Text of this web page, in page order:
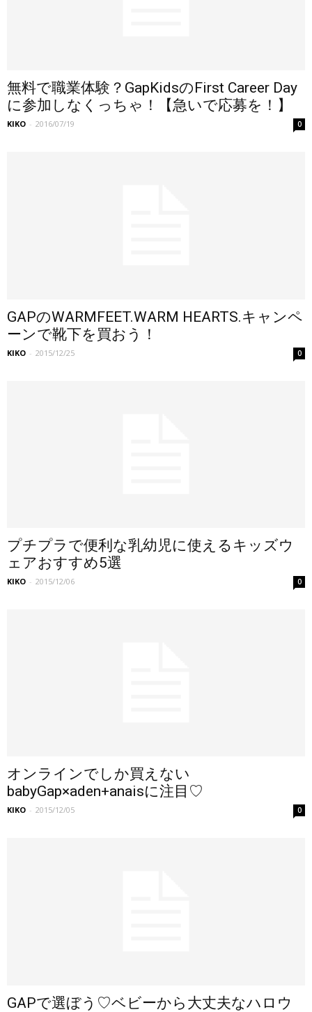
無料で職業体験？GapKidsのFirst Career Day
に参加しなくっちゃ！【急いで応募を！】
KIKO - 2016/07/19 0
GAPのWARMFEET.WARM HEARTS.キャンペ
ーンで靴下を買おう！
KIKO - 2015/12/25 0
プチプラで便利な乳幼児に使えるキッズウ
ェアおすすめ5選
KIKO - 2015/12/06 0
オンラインでしか買えない
babyGap×aden+anaisに注目♡
KIKO - 2015/12/05 0
GAPで選ぼう♡ベビーから大丈夫なハロウ